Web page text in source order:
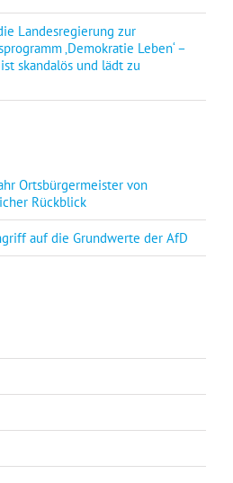
Landesregierung zur
‚Demokratie Leben‘ –
skandalös und lädt zu
Ortsbürgermeister von
Rückblick
auf die Grundwerte der AfD